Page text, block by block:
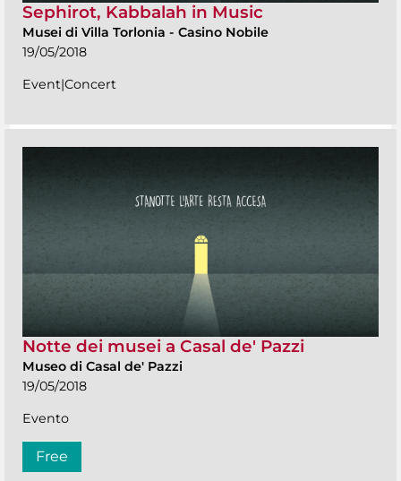
Sephirot, Kabbalah in Music
Musei di Villa Torlonia - Casino Nobile
19/05/2018
Event|Concert
Notte dei musei a Casal de' Pazzi
Museo di Casal de' Pazzi
19/05/2018
Evento
Free